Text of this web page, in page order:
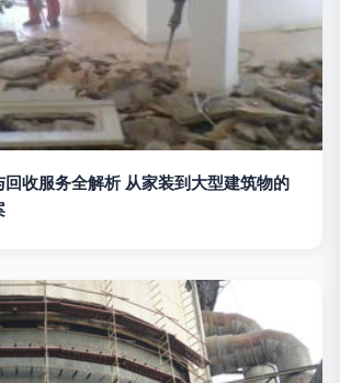
收服务全解析 从家装到大型建筑物的